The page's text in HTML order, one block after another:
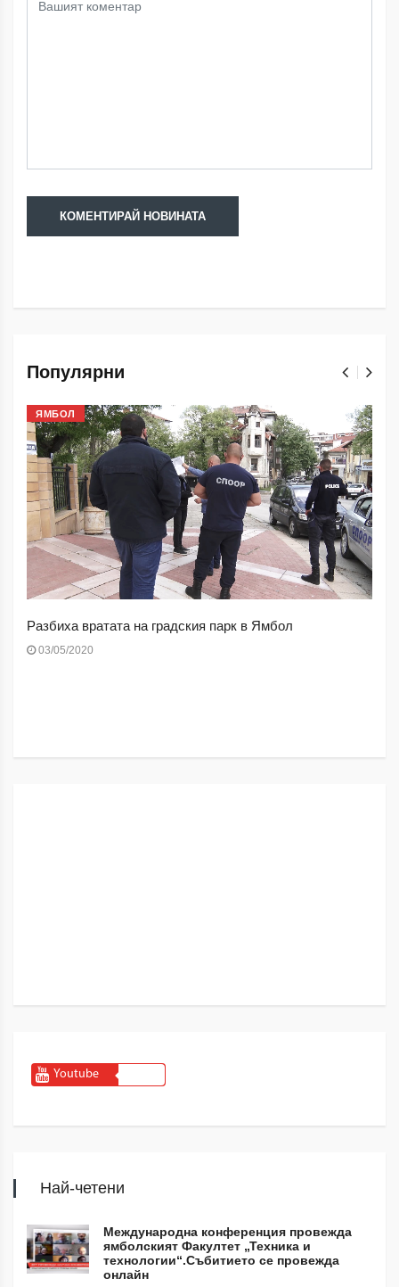
Популярни
ЯМБОЛ
Разбиха вратата на градския парк в Ямбол
03/05/2020
Youtube
Най-четени
Международна конференция провежда
ямболският Факултет „Техника и
технологии“.Събитието се провежда
онлайн